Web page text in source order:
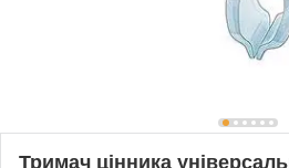
Тримач цінника